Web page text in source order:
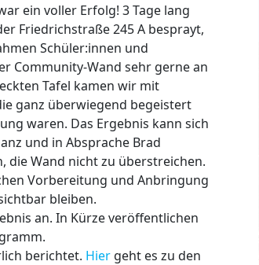
ein voller Erfolg! 3 Tage lang
Friedrichstraße 245 A besprayt,
Schüler:innen und
Community-Wand sehr gerne an
Tafel kamen wir mit
ganz überwiegend begeistert
waren. Das Ergebnis kann sich
und in Absprache Brad
die Wand nicht zu überstreichen.
Vorbereitung und Anbringung
bleiben.
an. In Kürze veröffentlichen
berichtet. Hier geht es zu den